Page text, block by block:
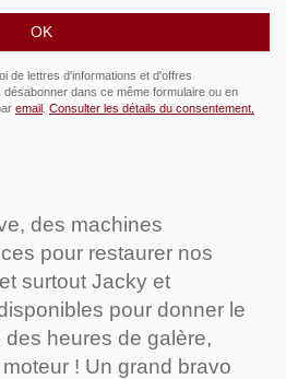
de lettres d'informations et d'offres
dans ce même formulaire ou en
email Consulter les détails du consentement.
des machines
pour restaurer nos
surtout Jacky et
pour donner le
heures de galère,
! Un grand bravo